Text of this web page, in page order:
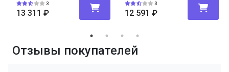
3
13 311 ₽
3
12 591 ₽
Отзывы покупателей